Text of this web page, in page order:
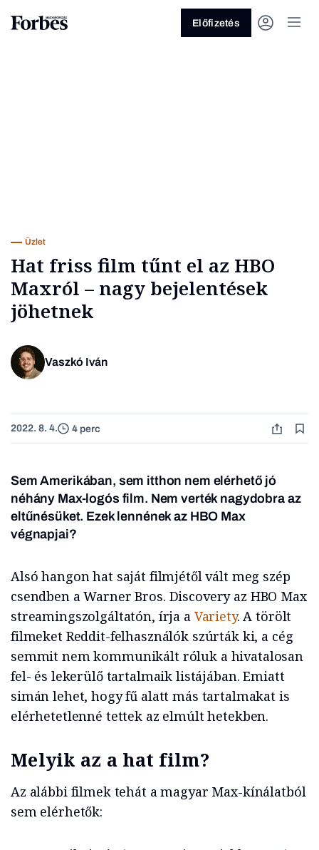
Előfizetés
Üzlet
Hat friss film tűnt el az HBO
Maxról – nagy bejelentések
jöhetnek
Vaszkó Iván
2022. 8. 4. 4 perc
Sem Amerikában, sem itthon nem elérhető jó
néhány Max-logós film. Nem verték nagydobra az
eltűnésüket. Ezek lennének az HBO Max
végnapjai?
Alsó hangon hat saját filmjétől vált meg szép
csendben a Warner Bros. Discovery az HBO Max
streamingszolgáltatón, írja a Variety. A törölt
filmeket Reddit-felhasználók szúrták ki, a cég
semmit nem kommunikált róluk a hivatalosan
fel- és lekerülő tartalmaik listájában. Emiatt
simán lehet, hogy fű alatt más tartalmakat is
elérhetetlenné tettek az elmúlt hetekben.
Melyik az a hat film?
Az alábbi filmek tehát a magyar Max-kínálatból
sem elérhetők: